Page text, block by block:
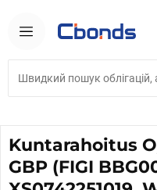
Kuntarahoitus
GBP (FIGI